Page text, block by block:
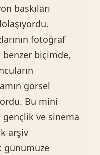
baskıları
fotoğraf
benzer biçimde,
görsel
Bu mini
ve sinema
arşiv
günümüze